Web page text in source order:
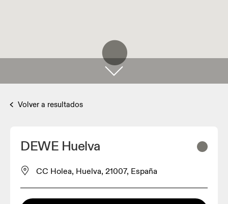
Volver a resultados
DEWE Huelva
CC Holea, Huelva, 21007, España